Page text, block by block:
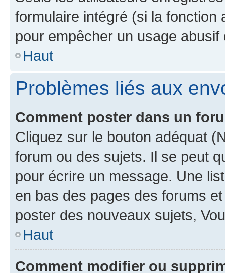
formulaire intégré (si la fonction
pour empêcher un usage
Haut
Problèmes liés aux
Comment poster dans un
Cliquez sur le bouton adéquat
forum ou des sujets. Il se peut
pour écrire un message. Une
en bas des pages des forums
poster des nouveaux sujets,
Haut
Comment modifier ou